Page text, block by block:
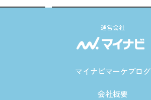
運営会社
マイナビマーケブログ
会社概要